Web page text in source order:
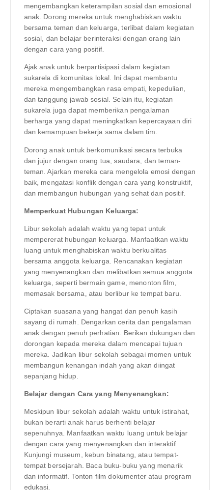
mengembangkan keterampilan sosial dan emosional
anak. Dorong mereka untuk menghabiskan waktu
bersama teman dan keluarga, terlibat dalam kegiatan
sosial, dan belajar berinteraksi dengan orang lain
dengan cara yang positif.
Ajak anak untuk berpartisipasi dalam kegiatan
sukarela di komunitas lokal. Ini dapat membantu
mereka mengembangkan rasa empati, kepedulian,
dan tanggung jawab sosial. Selain itu, kegiatan
sukarela juga dapat memberikan pengalaman
berharga yang dapat meningkatkan kepercayaan diri
dan kemampuan bekerja sama dalam tim.
Dorong anak untuk berkomunikasi secara terbuka
dan jujur dengan orang tua, saudara, dan teman-
teman. Ajarkan mereka cara mengelola emosi dengan
baik, mengatasi konflik dengan cara yang konstruktif,
dan membangun hubungan yang sehat dan positif.
Memperkuat Hubungan Keluarga:
Libur sekolah adalah waktu yang tepat untuk
mempererat hubungan keluarga. Manfaatkan waktu
luang untuk menghabiskan waktu berkualitas
bersama anggota keluarga. Rencanakan kegiatan
yang menyenangkan dan melibatkan semua anggota
keluarga, seperti bermain game, menonton film,
memasak bersama, atau berlibur ke tempat baru.
Ciptakan suasana yang hangat dan penuh kasih
sayang di rumah. Dengarkan cerita dan pengalaman
anak dengan penuh perhatian. Berikan dukungan dan
dorongan kepada mereka dalam mencapai tujuan
mereka. Jadikan libur sekolah sebagai momen untuk
membangun kenangan indah yang akan diingat
sepanjang hidup.
Belajar dengan Cara yang Menyenangkan:
Meskipun libur sekolah adalah waktu untuk istirahat,
bukan berarti anak harus berhenti belajar
sepenuhnya. Manfaatkan waktu luang untuk belajar
dengan cara yang menyenangkan dan interaktif.
Kunjungi museum, kebun binatang, atau tempat-
tempat bersejarah. Baca buku-buku yang menarik
dan informatif. Tonton film dokumenter atau program
edukasi.